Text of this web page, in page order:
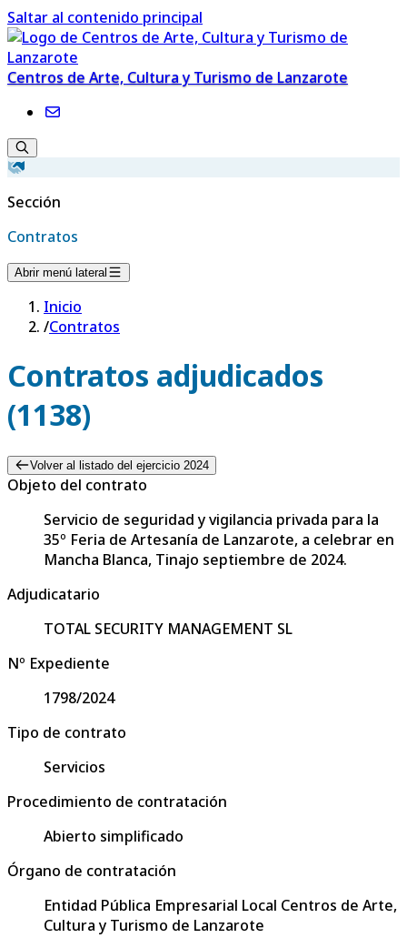
Saltar al contenido principal
Centros de Arte, Cultura y Turismo de Lanzarote
Sección
Contratos
Abrir menú lateral
Inicio
/Contratos
Contratos adjudicados
(1138)
Volver al listado del ejercicio 2024
Objeto del contrato
Servicio de seguridad y vigilancia privada para la
35º Feria de Artesanía de Lanzarote, a celebrar en
Mancha Blanca, Tinajo septiembre de 2024.
Adjudicatario
TOTAL SECURITY MANAGEMENT SL
Nº Expediente
1798/2024
Tipo de contrato
Servicios
Procedimiento de contratación
Abierto simplificado
Órgano de contratación
Entidad Pública Empresarial Local Centros de Arte,
Cultura y Turismo de Lanzarote